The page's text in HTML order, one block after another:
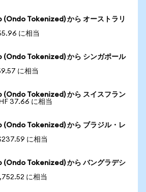
Tokenized) から オーストラリ
に相当
Tokenized) から シンガポール
に相当
Tokenized) から スイスフラン
37.66 に相当
Tokenized) から ブラジル・レ
に相当
Tokenized) から バングラデシ
に相当